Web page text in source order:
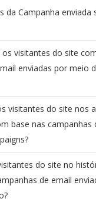
da Campanha enviada
visitantes do site
enviadas por meio
visitantes do site nos
base nas campanhas
do site no
de email